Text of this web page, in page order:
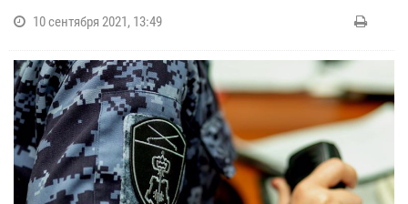
10 сентября 2021, 13:49